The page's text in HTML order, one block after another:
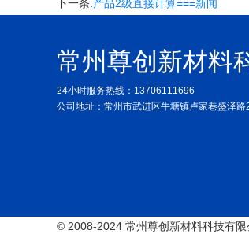
下一条:产品2级直接计算===新闻
常州尊创新材料
24小时服务热线：13706111696
公司地址：常州市武进区牛塘镇卢家巷盛泽路
© 2008-2024 常州尊创新材料科技有